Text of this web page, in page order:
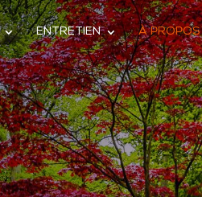
ENTRETIEN À PROPOS